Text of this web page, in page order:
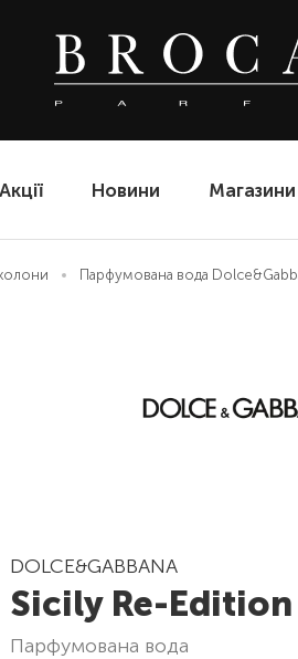
Акції Новини Магазини
Парфумована вода
DOLCE&GABBANA
Sicily Re-
парфумована вода